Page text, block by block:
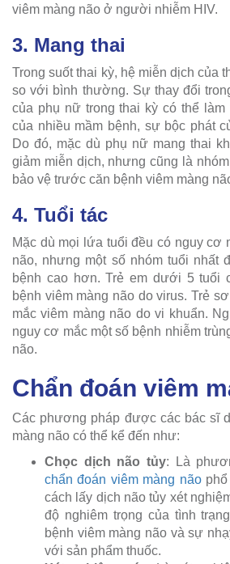
viêm màng não ở người nhiễm HIV.
3. Mang thai
Trong suốt thai kỳ, hệ miễn dịch của
so với bình thường. Sự thay đổi
của phụ nữ trong thai kỳ có thể làm
của nhiều mầm bệnh, sự bộc phát
Do đó, mặc dù phụ nữ mang thai
giảm miễn dịch, nhưng cũng là
bảo vệ trước căn bệnh viêm màng
4. Tuổi tác
Mặc dù mọi lứa tuổi đều có nguy cơ
não, nhưng một số nhóm tuổi nhất
bệnh cao hơn. Trẻ em dưới 5 tuổi
bệnh viêm màng não do virus. Trẻ
mắc viêm màng não do vi khuẩn.
nguy cơ mắc một số bệnh nhiễm
não.
Chẩn đoán viêm
Các phương pháp được các bác sĩ
màng não có thể kể đến như:
Chọc dịch não tủy: Là
chẩn đoán viêm màng nãophổ
cách lấy dịch não tủy xét
độ nghiêm trọng của tình
bệnh viêm màng não và sự
với sản phẩm thuốc.